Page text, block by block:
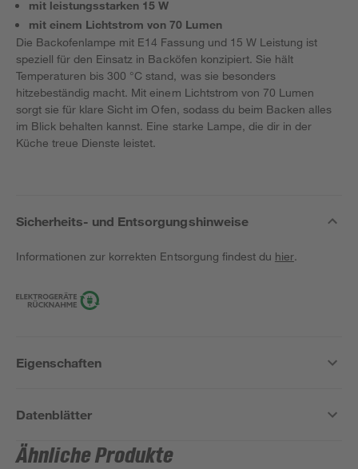
mit leistungsstarken 15 W
mit einem Lichtstrom von 70 Lumen
Die Backofenlampe mit E14 Fassung und 15 W Leistung ist
speziell für den Einsatz in Backöfen konzipiert. Sie hält
Temperaturen bis 300 °C stand, was sie besonders
hitzebeständig macht. Mit einem Lichtstrom von 70 Lumen
sorgt sie für klare Sicht im Ofen, sodass du beim Backen alles
im Blick behalten kannst. Eine starke Lampe, die dir in der
Küche treue Dienste leistet.
Sicherheits- und Entsorgungshinweise
Informationen zur korrekten Entsorgung findest du hier.
Eigenschaften
Datenblätter
Ähnliche Produkte